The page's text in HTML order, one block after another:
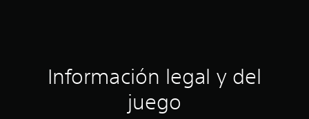
Información legal y del
juego